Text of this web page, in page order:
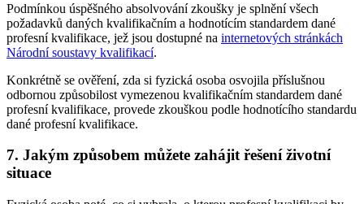
Podmínkou úspěšného absolvování zkoušky je splnění všech
požadavků daných kvalifikačním a hodnotícím standardem dané
profesní kvalifikace, jež jsou dostupné na internetových stránkách
Národní soustavy kvalifikací.
Konkrétně se ověření, zda si fyzická osoba osvojila příslušnou
odbornou způsobilost vymezenou kvalifikačním standardem dané
profesní kvalifikace, provede zkouškou podle hodnotícího standardu
dané profesní kvalifikace.
7. Jakým způsobem můžete zahájit řešení životní
situace